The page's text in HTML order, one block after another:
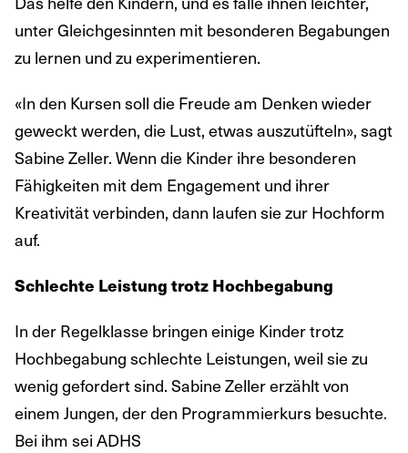
unter Gleichgesinnten mit besonderen Begabungen
zu lernen und zu experimentieren.
«In den Kursen soll die Freude am Denken wieder
geweckt werden, die Lust, etwas auszutüfteln», sagt
Sabine Zeller. Wenn die Kinder ihre besonderen
Fähigkeiten mit dem Engagement und ihrer
Kreativität verbinden, dann laufen sie zur Hochform
auf.
Schlechte Leistung trotz Hochbegabung
In der Regelklasse bringen einige Kinder trotz
Hochbegabung schlechte Leistungen, weil sie zu
wenig gefordert sind. Sabine Zeller erzählt von
einem Jungen, der den Programmierkurs besuchte.
Bei ihm sei ADHS